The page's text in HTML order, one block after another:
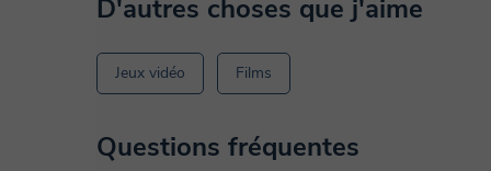
D'autres choses que j'aime
Jeux vidéo Films
Questions fréquentes